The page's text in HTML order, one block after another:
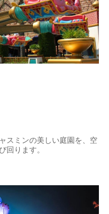
スミンの美しい庭園を、空
回ります。